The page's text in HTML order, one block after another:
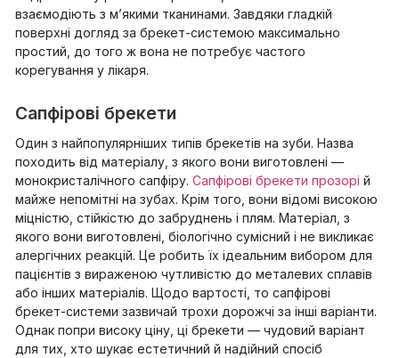
взаємодіють з м’якими тканинами. Завдяки гладкій
поверхні догляд за брекет-системою максимально
простий, до того ж вона не потребує частого
корегування у лікаря.
Сапфірові брекети
Один з найпопулярніших типів брекетів на зуби. Назва
походить від матеріалу, з якого вони виготовлені —
монокристалічного сапфіру. Сапфірові брекети прозорі й
майже непомітні на зубах. Крім того, вони відомі високою
міцністю, стійкістю до забруднень і плям. Матеріал, з
якого вони виготовлені, біологічно сумісний і не викликає
алергічних реакцій. Це робить їх ідеальним вибором для
пацієнтів з вираженою чутливістю до металевих сплавів
або інших матеріалів. Щодо вартості, то сапфірові
брекет-системи зазвичай трохи дорожчі за інші варіанти.
Однак попри високу ціну, ці брекети — чудовий варіант
для тих, хто шукає естетичний й надійний спосіб